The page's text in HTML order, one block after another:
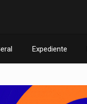
Expediente